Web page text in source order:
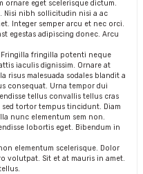
ornare eget scelerisque dictum.
Nisi nibh sollicitudin nisi a ac
Integer semper arcu et nec orci.
egestas adipiscing donec. Arcu
fringilla potenti neque
iaculis dignissim. Ornare at
risus malesuada sodales blandit a
consequat. Urna tempor dui
tellus convallis tellus cras
tortor tempus tincidunt. Diam
nunc elementum sem non.
lobortis eget. Bibendum in
elementum scelerisque. Dolor
volutpat. Sit et at mauris in amet.